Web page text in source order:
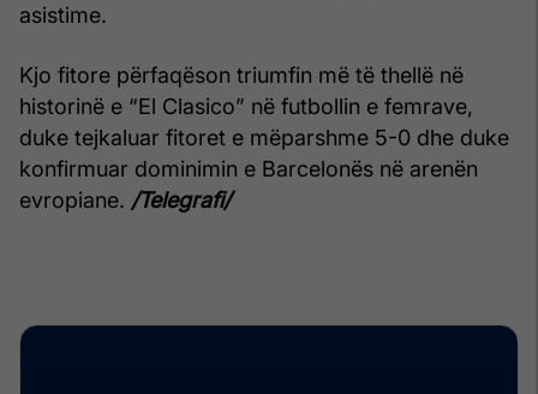
asistime.
Kjo fitore përfaqëson triumfin më të thellë në
historinë e “El Clasico” në futbollin e femrave,
duke tejkaluar fitoret e mëparshme 5-0 dhe duke
konfirmuar dominimin e Barcelonës në arenën
evropiane. /Telegrafi/